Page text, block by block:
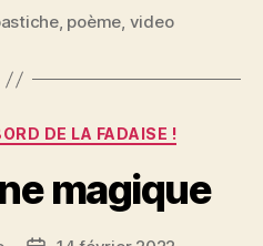
rt
a
g
er
, poème, video
Catégories
DE LA FADAISE !
magique